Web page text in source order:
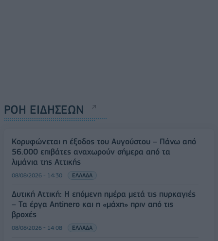
ΡΟΗ ΕΙΔΗΣΕΩΝ
Κορυφώνεται η έξοδος του Αυγούστου – Πάνω από
56.000 επιβάτες αναχωρούν σήμερα από τα
λιμάνια της Αττικής
08/08/2026 - 14:30 ΕΛΛΑΔΑ
Δυτική Αττική: Η επόμενη ημέρα μετά τις πυρκαγιές
– Τα έργα Antinero και η «μάχη» πριν από τις
βροχές
08/08/2026 - 14:08 ΕΛΛΑΔΑ